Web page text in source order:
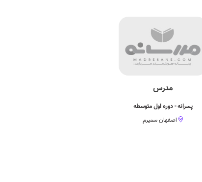
مدرس
پسرانه - دوره اول متوسطه
اصفهان سمیرم